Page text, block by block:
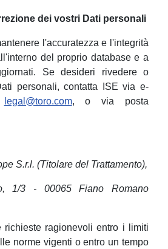
dei vostri Dati personali
l'accuratezza e l'integrità
del proprio database e a
Se desideri rivedere o
personali, contatta ISE via e-
legal@toro.com, o via posta
S.r.l. (Titolare del Trattamento),
1/3 - 00065 Fiano Romano
richieste ragionevoli entro i limiti
norme vigenti o entro un tempo